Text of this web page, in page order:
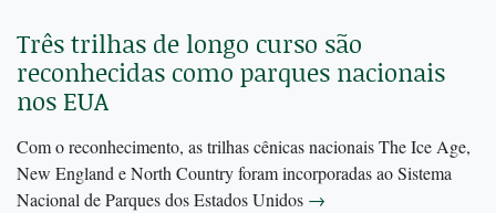
Três trilhas de longo curso são
reconhecidas como parques nacionais
nos EUA
Com o reconhecimento, as trilhas cênicas nacionais The Ice Age,
New England e North Country foram incorporadas ao Sistema
Nacional de Parques dos Estados Unidos →